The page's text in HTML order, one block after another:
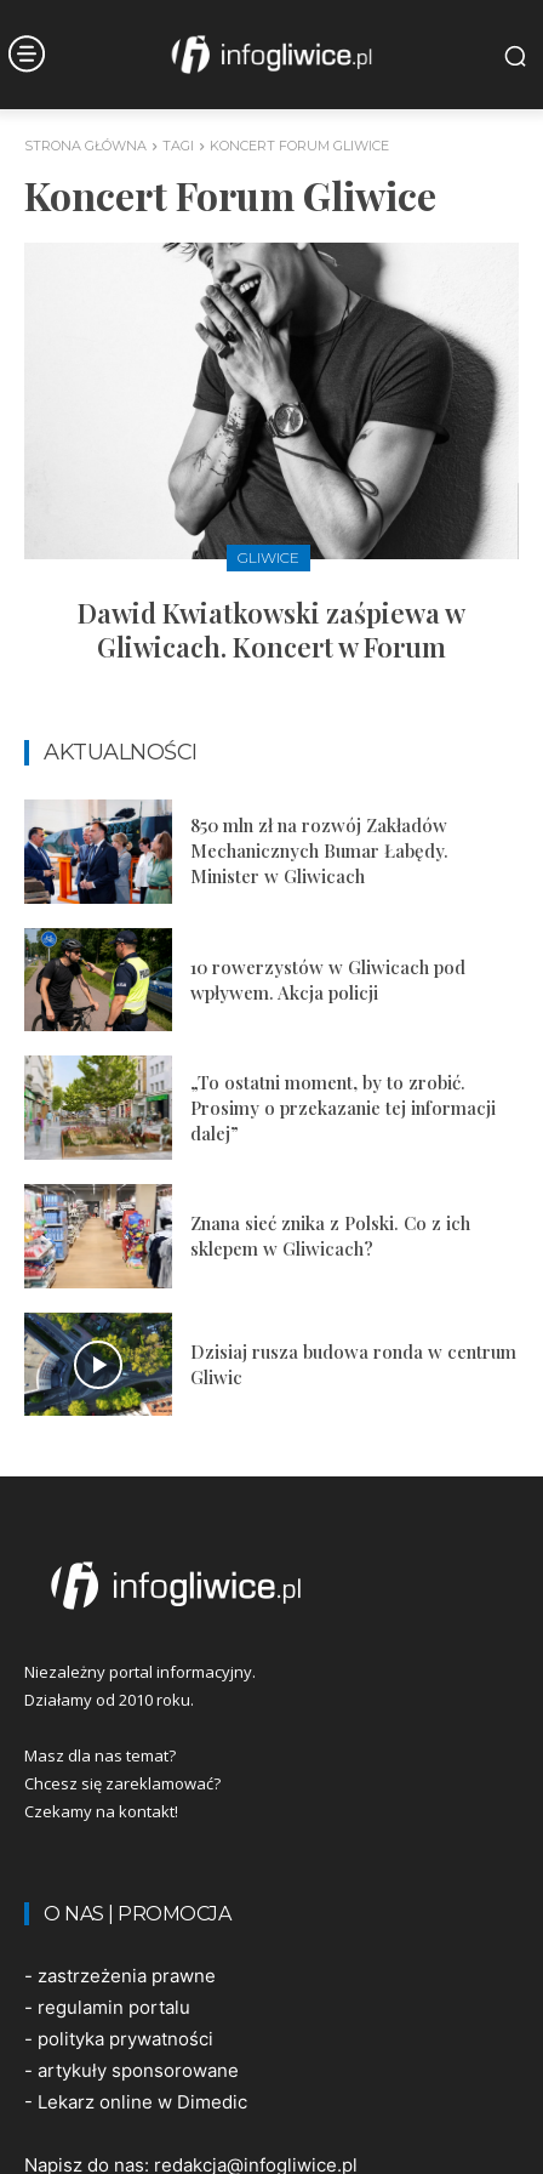
STRONA GŁÓWNA TAGI KONCERT FORUM GLIWICE
Koncert Forum Gliwice
GLIWICE
Dawid Kwiatkowski zaśpiewa w
Gliwicach. Koncert w Forum
AKTUALNOŚCI
850 mln zł na rozwój Zakładów
Mechanicznych Bumar Łabędy.
Minister w Gliwicach
10 rowerzystów w Gliwicach pod
wpływem. Akcja policji
„To ostatni moment, by to zrobić.
Prosimy o przekazanie tej informacji
dalej”
Znana sieć znika z Polski. Co z ich
sklepem w Gliwicach?
Dzisiaj rusza budowa ronda w centrum
Gliwic
Niezależny portal informacyjny.
Działamy od 2010 roku.
Masz dla nas temat?
Chcesz się zareklamować?
Czekamy na kontakt!
O NAS | PROMOCJA
- zastrzeżenia prawne
- regulamin portalu
- polityka prywatności
- artykuły sponsorowane
- Lekarz online w Dimedic
Napisz do nas: redakcja@infogliwice.pl